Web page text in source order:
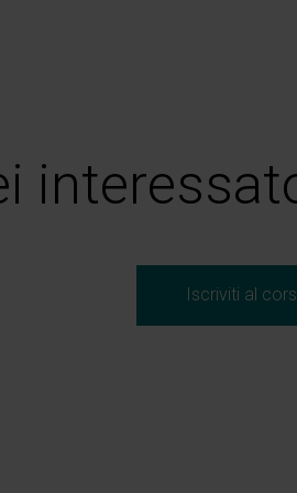
Iscriviti al